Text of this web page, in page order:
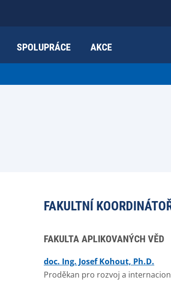
SPOLUPRÁCE AKCE
FAKULTNÍ
FAKULTA APLIKOVANÝCH VĚD
doc. Ing. Josef Kohout, Ph.D.
Proděkan pro rozvoj a